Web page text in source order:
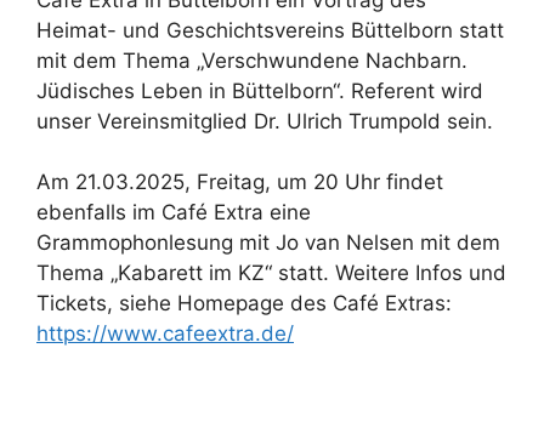
Heimat- und Geschichtsvereins Büttelborn statt
mit dem Thema „Verschwundene Nachbarn.
Jüdisches Leben in Büttelborn“. Referent wird
unser Vereinsmitglied Dr. Ulrich Trumpold sein.
Am 21.03.2025, Freitag, um 20 Uhr findet
ebenfalls im Café Extra eine
Grammophonlesung mit Jo van Nelsen mit dem
Thema „Kabarett im KZ“ statt. Weitere Infos und
Tickets, siehe Homepage des Café Extras:
https://www.cafeextra.de/